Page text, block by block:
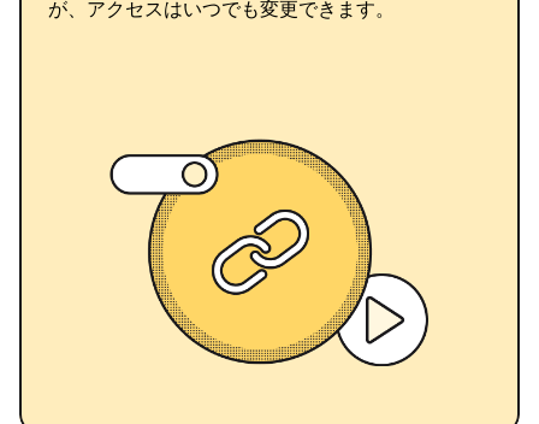
が、アクセスはいつでも変更できます。